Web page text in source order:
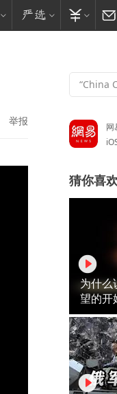
举报
网
猜你喜欢
为什么
望的开